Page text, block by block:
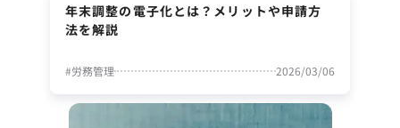
年末調整の電子化とは？メリットや申請方
法を解説
#労務管理 2026/03/06